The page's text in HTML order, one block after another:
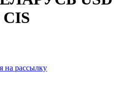
на рассылку